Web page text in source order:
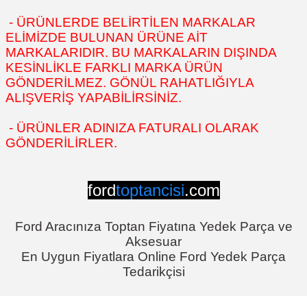
- ÜRÜNLERDE BELİRTİLEN MARKALAR
ELİMİZDE BULUNAN ÜRÜNE AİT
MARKALARIDIR. BU MARKALARIN DIŞINDA
KESİNLİKLE FARKLI MARKA ÜRÜN
GÖNDERİLMEZ. GÖNÜL RAHATLIĞIYLA
ALIŞVERİŞ YAPABİLİRSİNİZ.
- ÜRÜNLER ADINIZA FATURALI OLARAK
GÖNDERİLİRLER.
fordtoptancisi.com
Ford Aracınıza Toptan Fiyatına Yedek Parça ve
Aksesuar
En Uygun Fiyatlara Online Ford Yedek Parça
Tedarikçisi